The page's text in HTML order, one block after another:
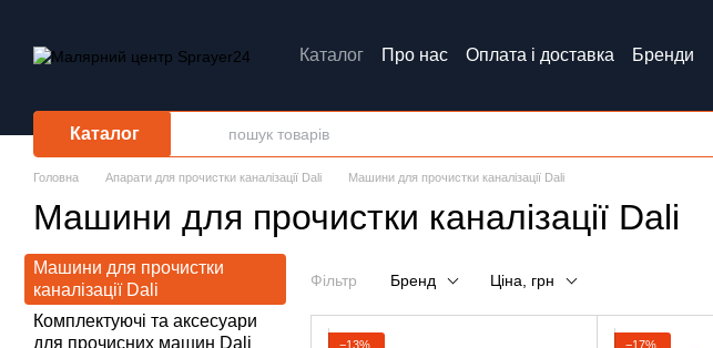
Каталог Про нас Оплата і доставка Бренди
Каталог
Головна Апарати для прочистки каналізації Dali Машини для прочистки каналізації Dali
Машини для прочистки каналізації Dali
Фільтр Бренд Ціна, грн
−13% −17%
Машини для прочистки
каналізації Dali
Комплектуючі та аксесуари
для прочисних машин Dali